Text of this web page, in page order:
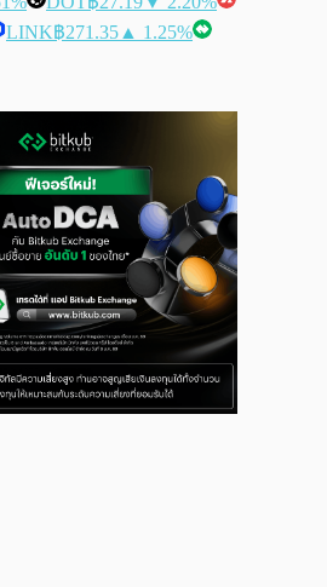
LINK฿271.35 ▲ 1.25%